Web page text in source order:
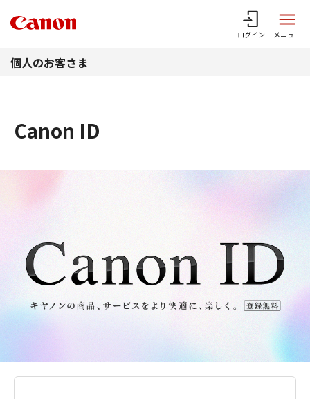
ログイン メニュー
個人のお客さま
Canon ID